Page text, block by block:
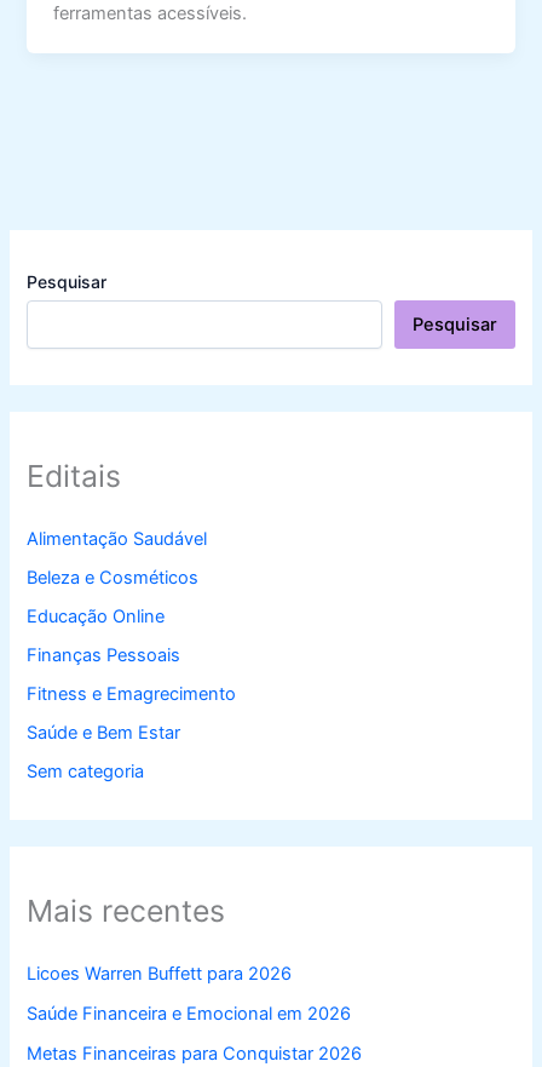
ferramentas acessíveis.
Pesquisar
Pesquisar
Editais
Alimentação Saudável
Beleza e Cosméticos
Educação Online
Finanças Pessoais
Fitness e Emagrecimento
Saúde e Bem Estar
Sem categoria
Mais recentes
Licoes Warren Buffett para 2026
Saúde Financeira e Emocional em 2026
Metas Financeiras para Conquistar 2026